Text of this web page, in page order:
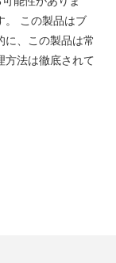
。 この製品はブ
に、この製品は常
方法は徹底されて